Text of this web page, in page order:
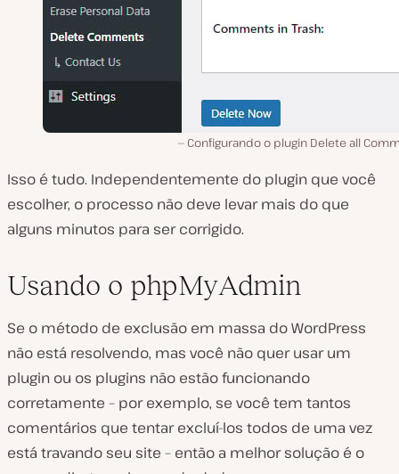
Configurando o plugin Delete all
Isso é tudo. Independentemente do plugin que você
escolher, o processo não deve levar mais do que
alguns minutos para ser corrigido.
Usando o phpMyAdmin
Se o método de exclusão em massa do WordPress
não está resolvendo, mas você não quer usar um
plugin ou os plugins não estão funcionando
corretamente – por exemplo, se você tem tantos
comentários que tentar excluí-los todos de uma vez
está travando seu site – então a melhor solução é o